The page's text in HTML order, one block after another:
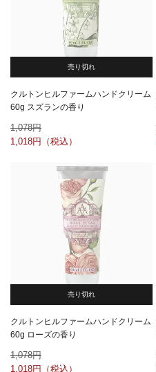
売り切れ
クルトンヒルファームハンドクリーム
60g スズランの香り
1,078
1,018
売り切れ
クルトンヒルファームハンドクリーム
60g ローズの香り
1,078
1,018